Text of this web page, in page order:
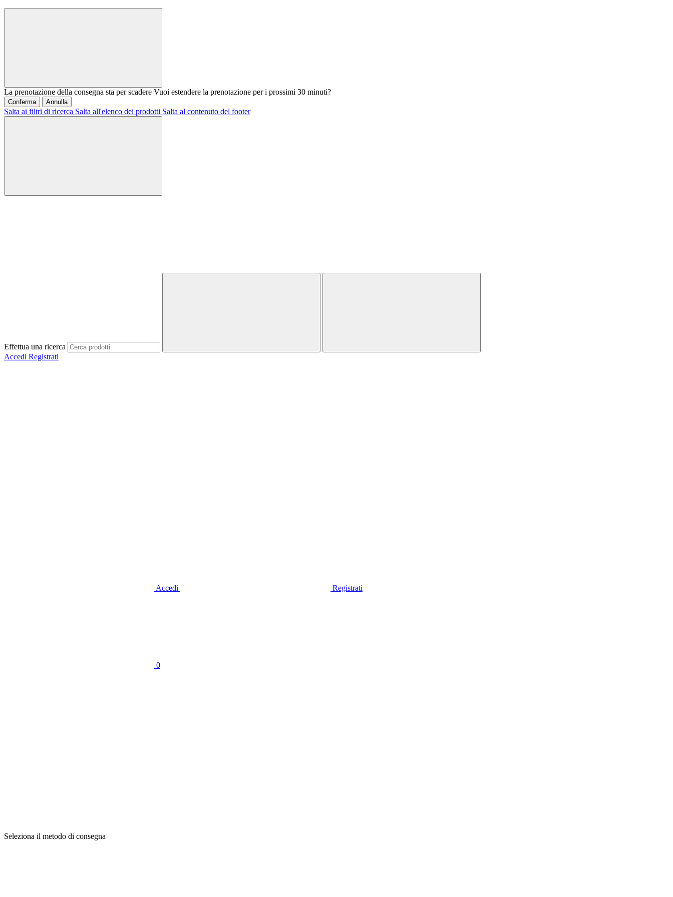
La prenotazione della consegna sta per scadere Vuoi estendere la prenotazione per i prossimi 30 minuti?
Conferma Annulla
Salta ai filtri di ricerca Salta all'elenco dei prodotti Salta al contenuto del footer
Effettua una ricerca
Accedi Registrati
Accedi Registrati
0
Seleziona il metodo di consegna